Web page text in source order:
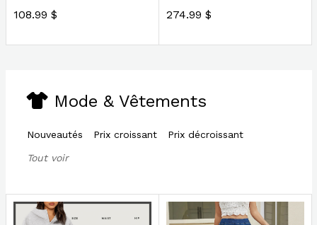
108.99 $ 274.99 $
Mode & Vêtements
Nouveautés Prix croissant Prix décroissant
Tout voir